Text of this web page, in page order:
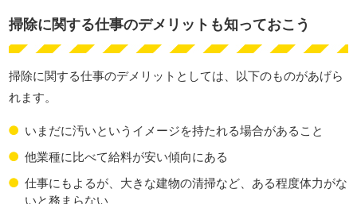
掃除に関する仕事のデメリットも知っておこう
掃除に関する仕事のデメリットとしては、以下のものがあげら
れます。
いまだに汚いというイメージを持たれる場合があること
他業種に比べて給料が安い傾向にある
仕事にもよるが、大きな建物の清掃など、ある程度体力がな
いと務まらない